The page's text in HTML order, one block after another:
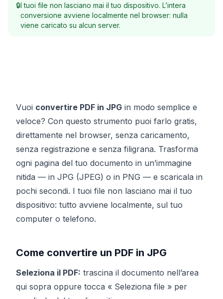
🔒I tuoi file non lasciano mai il tuo dispositivo. L’intera
conversione avviene localmente nel browser: nulla
viene caricato su alcun server.
Vuoi convertire PDF in JPG in modo semplice e
veloce? Con questo strumento puoi farlo gratis,
direttamente nel browser, senza caricamento,
senza registrazione e senza filigrana. Trasforma
ogni pagina del tuo documento in un’immagine
nitida — in JPG (JPEG) o in PNG — e scaricala in
pochi secondi. I tuoi file non lasciano mai il tuo
dispositivo: tutto avviene localmente, sul tuo
computer o telefono.
Come convertire un PDF in JPG
Seleziona il PDF: trascina il documento nell’area
qui sopra oppure tocca « Seleziona file » per